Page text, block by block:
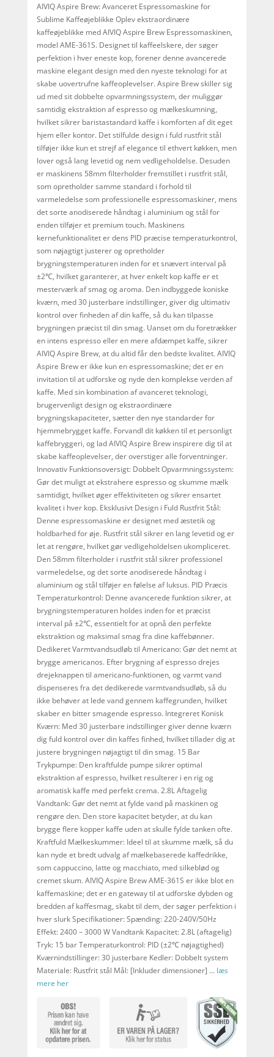
AIVIQ Aspire Brew: Avanceret Espressomaskine for
Sublime Kaffeøjeblikke Oplev ekstraordinære
kaffeøjeblikke med AIVIQ Aspire Brew Espressomaskinen,
model AME-361S. Designet til kaffeelskere, der søger
perfektion i hver eneste kop, forener denne avancerede
maskine elegant design med den nyeste teknologi for at
skabe uovertrufne kaffeoplevelser. Aspire Brew skiller sig
ud med sit dobbelte opvarmningssystem, der muliggør
samtidig ekstraktion af espresso og mælkeskumning,
hvilket sikrer baristastandard kaffe i komforten af dit eget
hjem eller kontor. Det stilfulde design i fuld rustfrit stål
tilføjer ikke kun et strejf af elegance til ethvert køkken, men
lover også lang levetid og nem vedligeholdelse. Desuden
er maskinens 58mm filterholder fremstillet i rustfrit stål,
som opretholder samme standard i forhold til
varmeledelse som professionelle espressomaskiner, mens
det sorte anodiserede håndtag i aluminium og stål for
enden tilføjer et premium touch. Maskinens
kernefunktionalitet er dens PID præcise temperaturkontrol,
som nøjagtigt justerer og opretholder
brygningstemperaturen inden for et snævert interval på
±2℃, hvilket garanterer, at hver enkelt kop kaffe er et
mesterværk af smag og aroma. Den indbyggede koniske
kværn, med 30 justerbare indstillinger, giver dig ultimativ
kontrol over finheden af din kaffe, så du kan tilpasse
brygningen præcist til din smag. Uanset om du foretrækker
en intens espresso eller en mere afdæmpet kaffe, sikrer
AIVIQ Aspire Brew, at du altid får den bedste kvalitet. AIVIQ
Aspire Brew er ikke kun en espressomaskine; det er en
invitation til at udforske og nyde den komplekse verden af
kaffe. Med sin kombination af avanceret teknologi,
brugervenligt design og ekstraordinære
brygningskapaciteter, sætter den nye standarder for
hjemmebrygget kaffe. Forvandl dit køkken til et personligt
kaffebryggeri, og lad AIVIQ Aspire Brew inspirere dig til at
skabe kaffeoplevelser, der overstiger alle forventninger.
Innovativ Funktionsoversigt: Dobbelt Opvarmningssystem:
Gør det muligt at ekstrahere espresso og skumme mælk
samtidigt, hvilket øger effektiviteten og sikrer ensartet
kvalitet i hver kop. Eksklusivt Design i Fuld Rustfrit Stål:
Denne espressomaskine er designet med æstetik og
holdbarhed for øje. Rustfrit stål sikrer en lang levetid og er
let at rengøre, hvilket gør vedligeholdelsen ukompliceret.
Den 58mm filterholder i rustfrit stål sikrer professionel
varmeledelse, og det sorte anodiserede håndtag i
aluminium og stål tilføjer en følelse af luksus. PID Præcis
Temperaturkontrol: Denne avancerede funktion sikrer, at
brygningstemperaturen holdes inden for et præcist
interval på ±2℃, essentielt for at opnå den perfekte
ekstraktion og maksimal smag fra dine kaffebønner.
Dedikeret Varmtvandsudløb til Americano: Gør det nemt at
brygge americanos. Efter brygning af espresso drejes
drejeknappen til americano-funktionen, og varmt vand
dispenseres fra det dedikerede varmtvandsudløb, så du
ikke behøver at lede vand gennem kaffegrunden, hvilket
skaber en bitter smagende espresso. Integreret Konisk
Kværn: Med 30 justerbare indstillinger giver denne kværn
dig fuld kontrol over din kaffes finhed, hvilket tillader dig at
justere brygningen nøjagtigt til din smag. 15 Bar
Trykpumpe: Den kraftfulde pumpe sikrer optimal
ekstraktion af espresso, hvilket resulterer i en rig og
aromatisk kaffe med perfekt crema. 2.8L Aftagelig
Vandtank: Gør det nemt at fylde vand på maskinen og
rengøre den. Den store kapacitet betyder, at du kan
brygge flere kopper kaffe uden at skulle fylde tanken ofte.
Kraftfuld Mælkeskummer: Ideel til at skumme mælk, så du
kan nyde et bredt udvalg af mælkebaserede kaffedrikke,
som cappuccino, latte og macchiato, med silkeblød og
cremet skum. AIVIQ Aspire Brew AME-361S er ikke blot en
kaffemaskine; det er en gateway til at udforske dybden og
bredden af kaffesmag, skabt til dem, der søger perfektion i
hver slurk Specifikationer: Spænding: 220-240V/50Hz
Effekt: 2400 – 3000 W Vandtank Kapacitet: 2.8L (aftagelig)
Tryk: 15 bar Temperaturkontrol: PID (±2℃ nøjagtighed)
Kværnindstillinger: 30 justerbare Kedler: Dobbelt system
Materiale: Rustfrit stål Mål: [Inkluder dimensioner] … læs
mere her